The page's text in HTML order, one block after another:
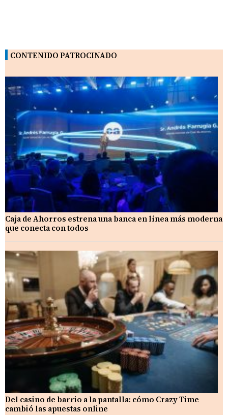
CONTENIDO PATROCINADO
Caja de Ahorros estrena una banca en línea más moderna
que conecta con todos
Del casino de barrio a la pantalla: cómo Crazy Time
cambió las apuestas online